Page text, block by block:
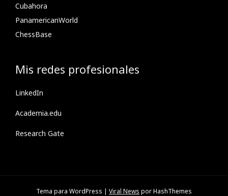
Cubahora
PanamericanWorld
ChessBase
Mis redes profesionales
LinkedIn
Academia.edu
Research Gate
Tema para WordPress | Viral News por HashThemes